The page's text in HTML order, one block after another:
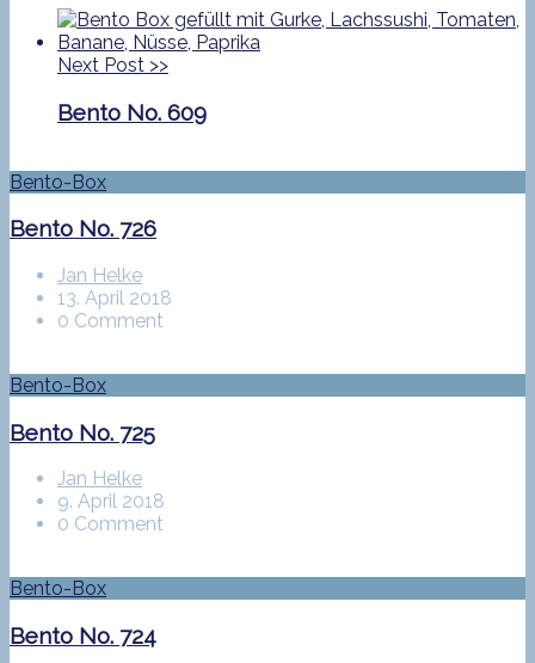
Next Post >>
Bento No. 609
Bento-Box
Bento No. 726
Jan Helke
13. April 2018
0 Comment
Bento-Box
Bento No. 725
Jan Helke
9. April 2018
0 Comment
Bento-Box
Bento No. 724